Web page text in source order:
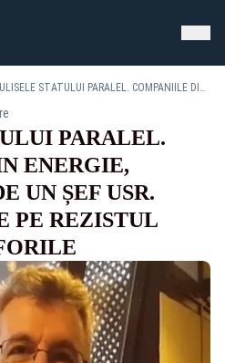
CULISELE STATULUI PARALEL. COMPANIILE DIN ENERGIE, CONTROLATE DE UN ȘEF USR. CINE ÎL SUSȚINE PE REZISTUL CARE TRAGE SFORILE
PARALEL.
ENERGIE,
UN ȘEF USR.
PE REZISTUL